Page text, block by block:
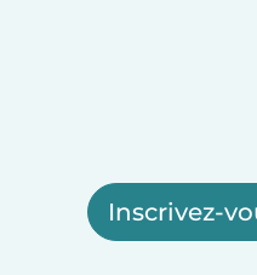
Inscrivez-